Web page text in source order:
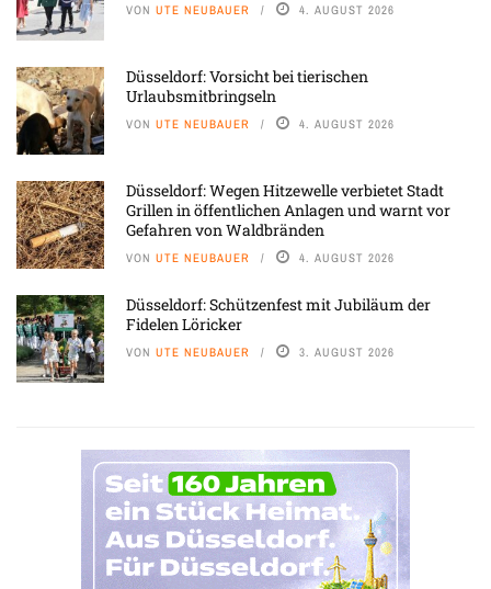
VON UTE NEUBAUER 4. AUGUST 2026
Düsseldorf: Vorsicht bei tierischen
Urlaubsmitbringseln
VON UTE NEUBAUER 4. AUGUST 2026
Düsseldorf: Wegen Hitzewelle verbietet Stadt
Grillen in öffentlichen Anlagen und warnt vor
Gefahren von Waldbränden
VON UTE NEUBAUER 4. AUGUST 2026
Düsseldorf: Schützenfest mit Jubiläum der
Fidelen Löricker
VON UTE NEUBAUER 3. AUGUST 2026